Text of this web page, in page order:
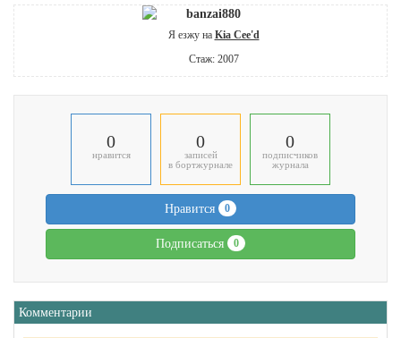
banzai880
Я езжу на Kia Cee'd
Стаж: 2007
0
нравится
0
записей
в бортжурнале
0
подписчиков
журнала
Нравится 0
Подписаться 0
Комментарии